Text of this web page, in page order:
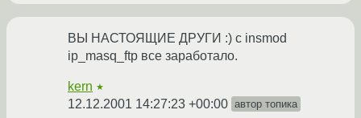
ВЫ НАСТОЯЩИЕ ДРУГИ :) c insmod
ip_masq_ftp все заработало.
kern ★
12.12.2001 14:27:23 +00:00 автор топика